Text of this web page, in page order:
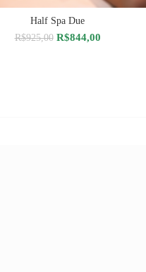
ADICIONAR AO CARRINHO
Half Spa Due
R$925,00 O
R$844,00O